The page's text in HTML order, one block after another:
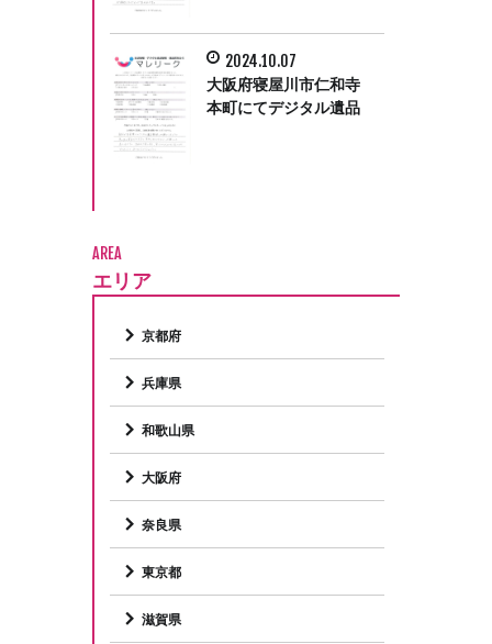
2024.10.07
大阪府寝屋川市仁和寺
本町にてデジタル遺品
AREA
エリア
京都府
兵庫県
和歌山県
大阪府
奈良県
東京都
滋賀県